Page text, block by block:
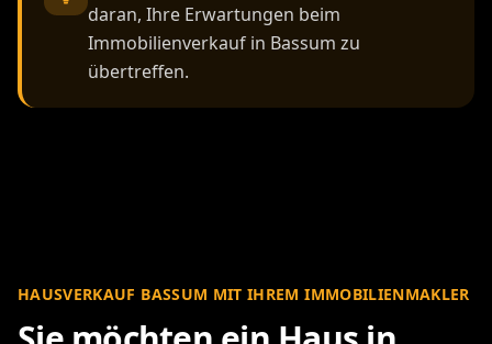
daran, Ihre Erwartungen beim
Immobilienverkauf in Bassum zu
übertreffen.
HAUSVERKAUF BASSUM MIT IHREM IMMOBILIENMAKLER